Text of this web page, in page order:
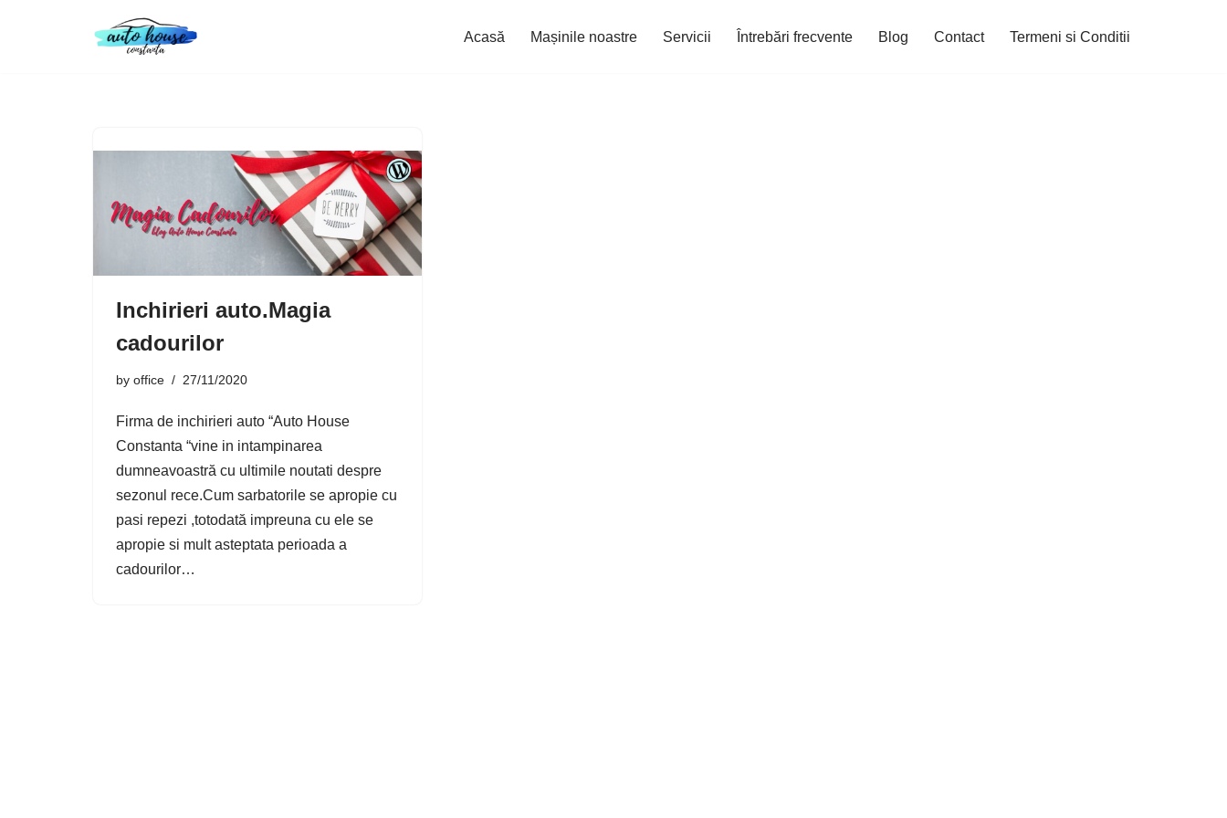
Acasă Mașinile noastre Servicii Întrebări frecvente Blog Contact Termeni si Conditii
Inchirieri auto.Magia
cadourilor
by office 27/11/2020
Firma de inchirieri auto “Auto House
Constanta “vine in intampinarea
dumneavoastră cu ultimile noutati despre
sezonul rece.Cum sarbatorile se apropie cu
pasi repezi ,totodată impreuna cu ele se
apropie si mult asteptata perioada a
cadourilor…